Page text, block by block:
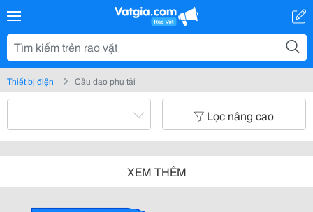
Thiết bị điện Cầu dao phụ tải
Lọc nâng cao
XEM THÊM